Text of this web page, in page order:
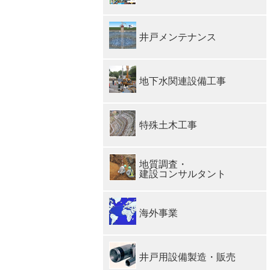
井戸メンテナンス
地下水関連設備工事
特殊土木工事
地質調査・
建設コンサルタント
海外事業
井戸用設備製造・販売